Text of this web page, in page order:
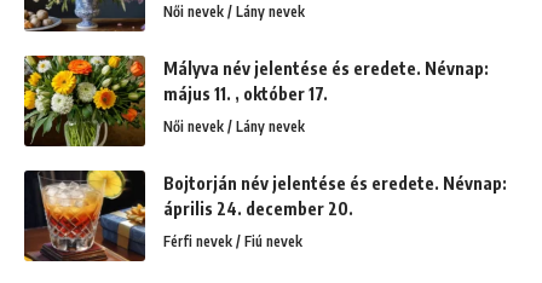
Női nevek / Lány nevek
Mályva név jelentése és eredete. Névnap:
május 11. , október 17.
Női nevek / Lány nevek
Bojtorján név jelentése és eredete. Névnap:
április 24. december 20.
Férfi nevek / Fiú nevek